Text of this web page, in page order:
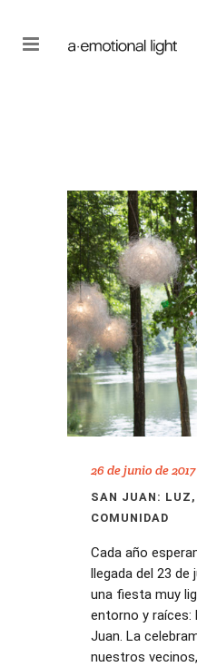
26 de junio de 2017
SAN JUAN: LUZ,
COMUNIDAD
Cada año
llegada del 23 de
una fiesta muy
entorno y raíces:
Juan. La
nuestros